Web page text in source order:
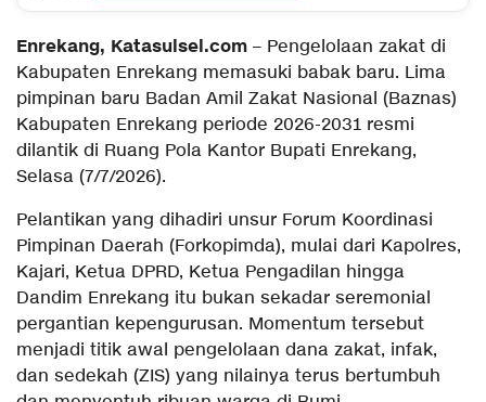
Enrekang, Katasulsel.com – Pengelolaan zakat di
Kabupaten Enrekang memasuki babak baru. Lima
pimpinan baru Badan Amil Zakat Nasional (Baznas)
Kabupaten Enrekang periode 2026-2031 resmi
dilantik di Ruang Pola Kantor Bupati Enrekang,
Selasa (7/7/2026).
Pelantikan yang dihadiri unsur Forum Koordinasi
Pimpinan Daerah (Forkopimda), mulai dari Kapolres,
Kajari, Ketua DPRD, Ketua Pengadilan hingga
Dandim Enrekang itu bukan sekadar seremonial
pergantian kepengurusan. Momentum tersebut
menjadi titik awal pengelolaan dana zakat, infak,
dan sedekah (ZIS) yang nilainya terus bertumbuh